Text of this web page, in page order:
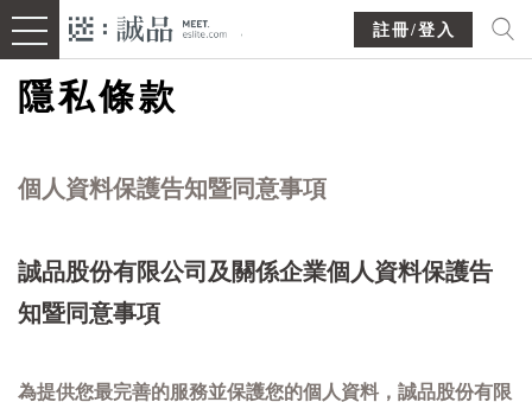
註冊/登入
隱私條款
個人資料保護告知暨同意事項
誠品股份有限公司及關係企業個人資料保護告
知暨同意事項
為提供您最完善的服務並保護您的個人資料，誠品股份有限